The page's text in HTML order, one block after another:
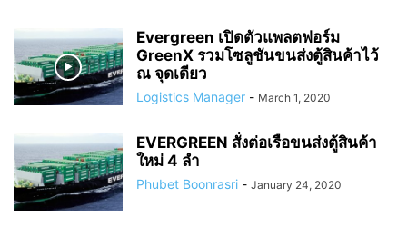
Evergreen เปิดตัวแพลตฟอร์ม
GreenX รวมโซลูชันขนส่งตู้สินค้าไว้
ณ จุดเดียว
Logistics Manager - March 1, 2020
EVERGREEN สั่งต่อเรือขนส่งตู้สินค้า
ใหม่ 4 ลำ
Phubet Boonrasri - January 24, 2020